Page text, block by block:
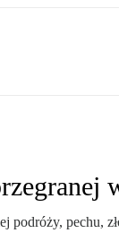
podróży, pechu,